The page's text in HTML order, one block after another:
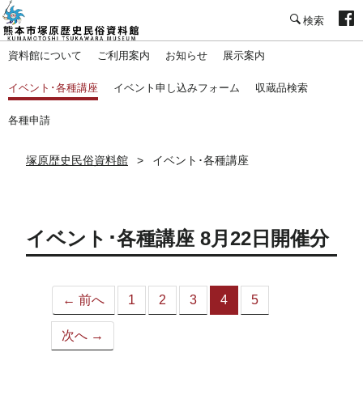
資料館について ご利用案内 お知らせ 展示案内
イベント･各種講座 イベント申し込みフォーム 収蔵品検索
各種申請
塚原歴史民俗資料館 イベント･各種講座
イベント･各種講座 8月22日開催分
← 前へ 1 2 3 4
（こ
5
次へ →